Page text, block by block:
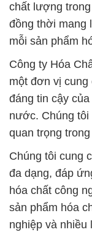
chất lượng
đồng thời mang
mỗi sản phẩm
Công ty Hóa
một đơn vị cung
đáng tin cậy
nước. Chúng tôi
quan trọng
Chúng tôi cung
đa dạng, đáp
hóa chất công
sản phẩm hóa
nghiệp và nhiều